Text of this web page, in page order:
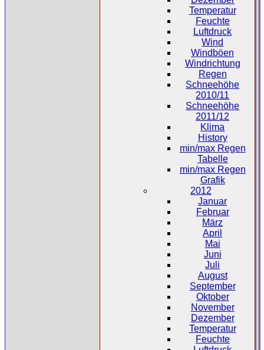
Temperatur
Feuchte
Luftdruck
Wind
Windböen
Windrichtung
Regen
Schneehöhe
2010/11
Schneehöhe
2011/12
Klima
History
min/max Regen
Tabelle
min/max Regen
Grafik
2012
Januar
Februar
März
April
Mai
Juni
Juli
August
September
Oktober
November
Dezember
Temperatur
Feuchte